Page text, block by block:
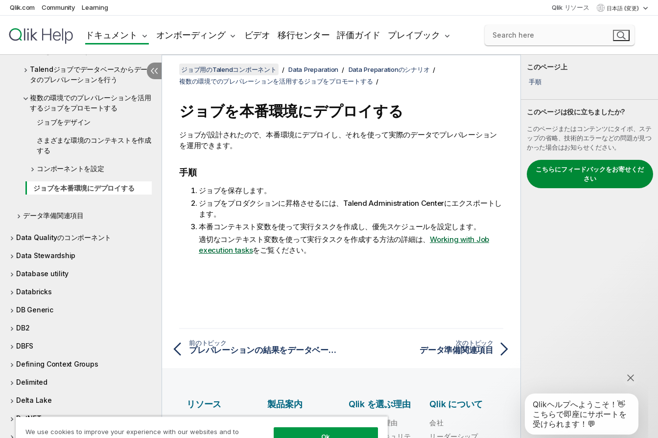
Qlik.com Community Learning Qlik リソース 日本語 (変更)
ドキュメント オンボーディング ビデオ 移行センター 評価ガイド プレイブック
タサンプルにプレパレーションを適用
入力に従ってランタイムにプレパレーシ
Talendジョブでデータベースからデー
タのプレパレーションを行う
複数の環境でのプレパレーションを活用
するジョブをプロモートする
ジョブをデザイン
さまざまな環境のコンテキストを作成
する
コンポーネントを設定
ジョブを本番環境にデプロイする
データ準備関連項目
Data Qualityのコンポーネント
Data Stewardship
Database utility
Databricks
DB Generic
DB2
DBFS
Defining Context Groups
Delimited
Delta Lake
DotNET
Dropbox
このページ上
手順
このページは役に立ちましたか?
このページまたはコンテンツにタイポ、ステ
ップの省略、技術的エラーなどの問題が見つ
かった場合はお知らせください。
こちらにフィードバックをお寄せくだ
さい
ジョブ用のTalendコンポーネント Data Preparation
Data Preparationのシナリオ
複数の環境でのプレパレーションを活用するジョブをプロモートする
ジョブを本番環境にデプロイする
ジョブが設計されたので、本番環境にデプロイし、それを使って実際のデータでプレパレーション
を運用できます。
手順
ジョブを保存します。
ジョブをプロダクションに昇格させるには、 Talend Administration Centerにエクスポートし
ます。
本番コンテキスト変数を使って実行タスクを作成し、優先スケジュールを設定します。
適切なコンテキスト変数を使って実行タスクを作成する方法の詳細は、 Working with Job
execution tasksをご覧ください。
前のトピック
プレパレーションの結果をデータベースに出力する
次のトピック
データ準備関連項目
リソース
Qlik Developer
製品案内
品質
Qlik を選ぶ理由
Qlik を選ぶ理由
信頼性とセキュリテ
Qlik について
会社
リーダーシップ
We use cookies to improve your experience with our websites and to